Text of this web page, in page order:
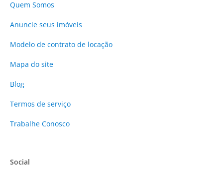
Quem Somos
Anuncie seus imóveis
Modelo de contrato de locação
Mapa do site
Blog
Termos de serviço
Trabalhe Conosco
Social